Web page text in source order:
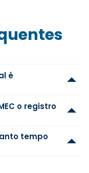
é
o registro
tempo